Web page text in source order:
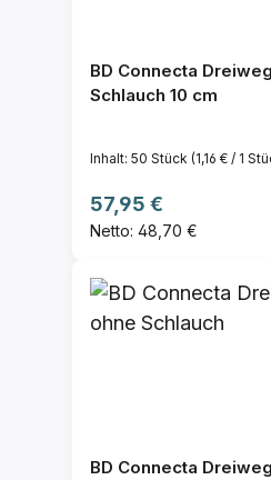
BD Connecta
Schlauch 10 cm
Inhalt: 50 Stück (1,16 € / 1
Regulärer Preis:
57,95 €
Netto: 48,70 €
BD Connecta